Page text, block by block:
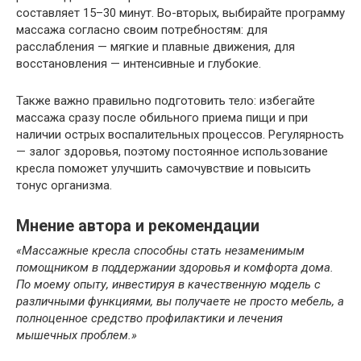
составляет 15–30 минут. Во-вторых, выбирайте программу
массажа согласно своим потребностям: для
расслабления — мягкие и плавные движения, для
восстановления — интенсивные и глубокие.
Также важно правильно подготовить тело: избегайте
массажа сразу после обильного приема пищи и при
наличии острых воспалительных процессов. Регулярность
— залог здоровья, поэтому постоянное использование
кресла поможет улучшить самочувствие и повысить
тонус организма.
Мнение автора и рекомендации
«Массажные кресла способны стать незаменимым
помощником в поддержании здоровья и комфорта дома.
По моему опыту, инвестируя в качественную модель с
различными функциями, вы получаете не просто мебель, а
полноценное средство профилактики и лечения
мышечных проблем.»